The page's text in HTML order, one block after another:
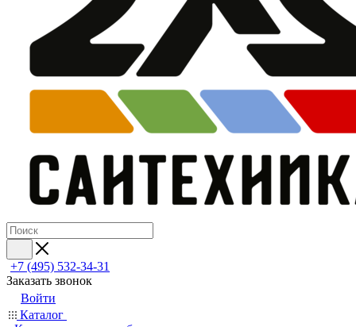
+7 (495) 532‑34‑31
Заказать звонок
Войти
Каталог